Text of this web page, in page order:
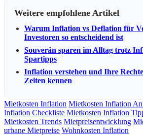
Weitere empfohlene Artikel
Warum Inflation vs Deflation für
Investoren so entscheidend ist
Souverän sparen im Alltag trotz
Spartipps
Inflation verstehen und Ihre
Zeiten kennen
Mietkosten Inflation Mietkosten Inflation
Inflation Checkliste Mietkosten Inflation
Mietkosten Trends Mietpreisentwicklung
urbane Mietpreise Wohnkosten Inflation